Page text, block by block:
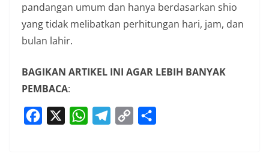
pandangan umum dan hanya berdasarkan shio
yang tidak melibatkan perhitungan hari, jam, dan
bulan lahir.
BAGIKAN ARTIKEL INI AGAR LEBIH BANYAK
PEMBACA:
W